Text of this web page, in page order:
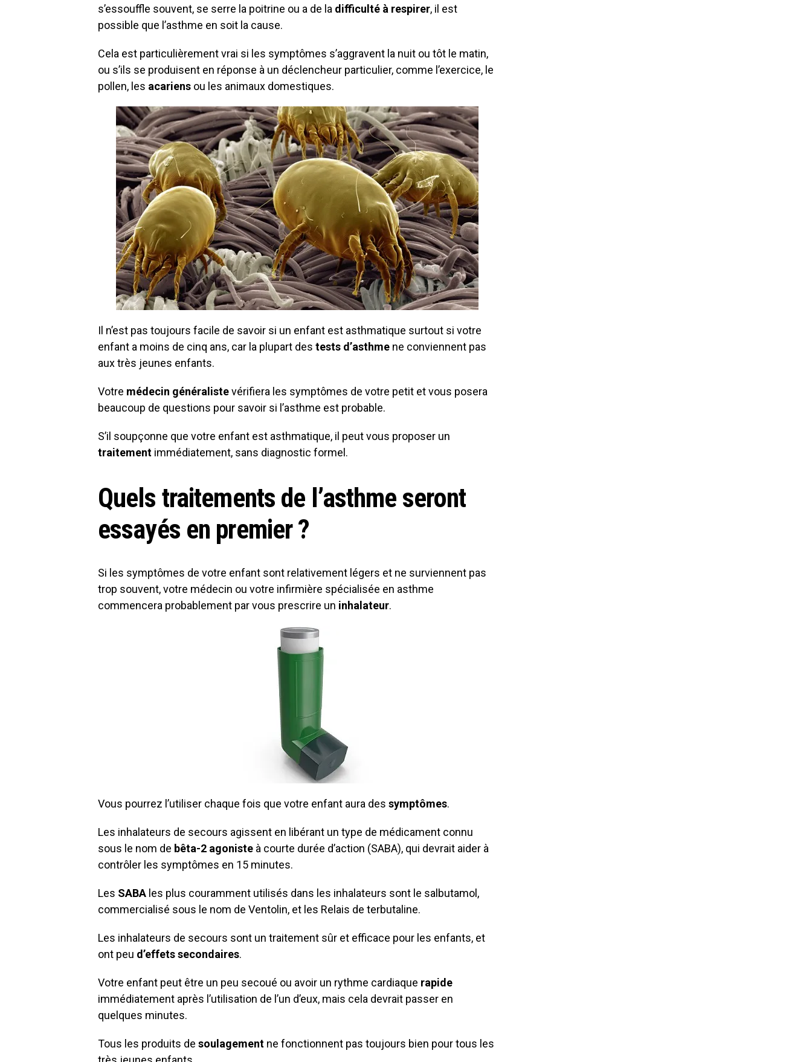
s’essouffle souvent, se serre la poitrine ou a de la difficulté à respirer, il est
possible que l’asthme en soit la cause.
Cela est particulièrement vrai si les symptômes s’aggravent la nuit ou tôt le matin,
ou s’ils se produisent en réponse à un déclencheur particulier, comme l’exercice, le
pollen, les acariens ou les animaux domestiques.
Il n’est pas toujours facile de savoir si un enfant est asthmatique surtout si votre
enfant a moins de cinq ans, car la plupart des tests d’asthme ne conviennent pas
aux très jeunes enfants.
Votre médecin généralistevérifiera les symptômes de votre petit et vous posera
beaucoup de questions pour savoir si l’asthme est probable.
S’il soupçonne que votre enfant est asthmatique, il peut vous proposer un
traitement immédiatement, sans diagnostic formel.
Quels traitements de l’asthme seront
essayés en premier ?
Si les symptômes de votre enfant sont relativement légers et ne surviennent pas
trop souvent, votre médecin ou votre infirmière spécialisée en asthme
commencera probablement par vous prescrire un inhalateur.
Vous pourrez l’utiliser chaque fois que votre enfant aura des symptômes.
Les inhalateurs de secours agissent en libérant un type de médicament connu
sous le nom de bêta-2 agoniste à courte durée d’action (SABA), qui devrait aider à
contrôler les symptômes en 15 minutes.
Les SABA les plus couramment utilisés dans les inhalateurs sont le salbutamol,
commercialisé sous le nom de Ventolin, et les Relais de terbutaline.
Les inhalateurs de secours sont un traitement sûr et efficace pour les enfants, et
ont peu d’effets secondaires.
Votre enfant peut être un peu secoué ou avoir un rythme cardiaque rapide
immédiatement après l’utilisation de l’un d’eux, mais cela devrait passer en
quelques minutes.
Tous les produits de soulagement ne fonctionnent pas toujours bien pour tous les